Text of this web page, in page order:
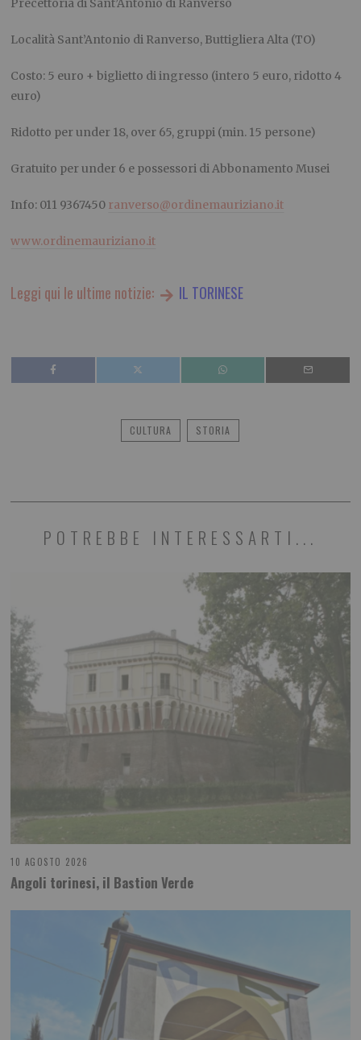
Precettoria di Sant’Antonio di Ranverso
Località Sant’Antonio di Ranverso, Buttigliera Alta (TO)
Costo: 5 euro + biglietto di ingresso (intero 5 euro, ridotto 4
euro)
Ridotto per under 18, over 65, gruppi (min. 15 persone)
Gratuito per under 6 e possessori di Abbonamento Musei
Info: 011 9367450 ranverso@ordinemauriziano.it
www.ordinemauriziano.it
Leggi qui le ultime notizie: IL TORINESE
CULTURA STORIA
POTREBBE INTERESSARTI...
10 AGOSTO 2026
Angoli torinesi, il Bastion Verde